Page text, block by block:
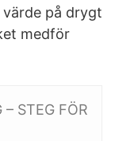
på drygt
medför
– STEG FÖR